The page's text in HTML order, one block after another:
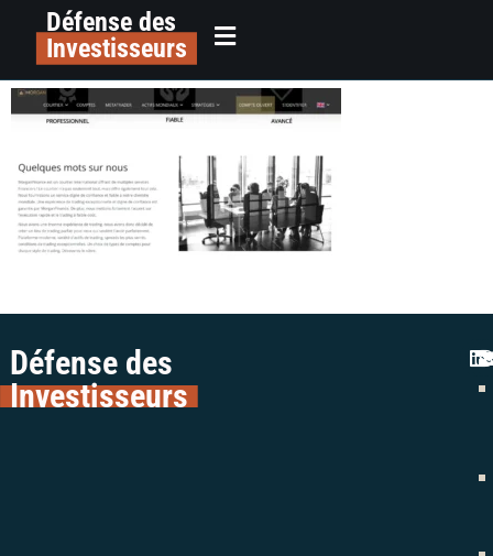
principalDéfense des
Investisseurs
Morganfinance-trading-colman-
avocats-escroquerie-arnaque
Défense des
Investisseurs